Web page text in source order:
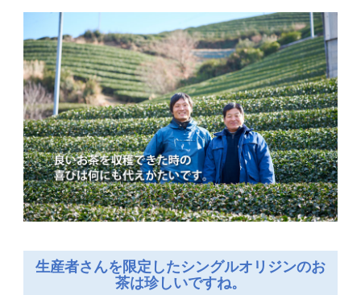
生産者さんを限定したシングルオリジンのお
茶は珍しいですね。